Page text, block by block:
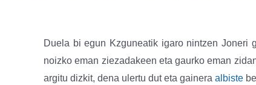
Duela bi egun Kzguneatik igaro nintzen Joneri
noizko eman ziezadakeen eta gaurko eman
argitu dizkit, dena ulertu dut eta gainera albiste